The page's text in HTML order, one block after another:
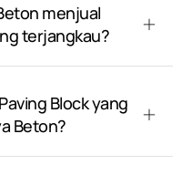
menjual
terjangkau?
Block yang
Beton?